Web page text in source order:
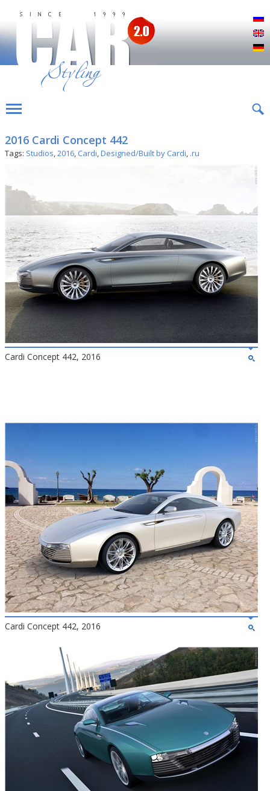
2016 Cardi Concept 442
Tags: Studios,2016, Cardi,Designed/Built by Cardi, .ru
Cardi Concept 442, 2016
Cardi Concept 442, 2016